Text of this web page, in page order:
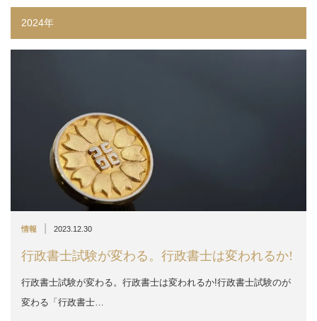
2024年
情報 2023.12.30
行政書士試験が変わる。行政書士は変われるか!
行政書士試験が変わる。行政書士は変われるか!行政書士試験のが
変わる「行政書士…